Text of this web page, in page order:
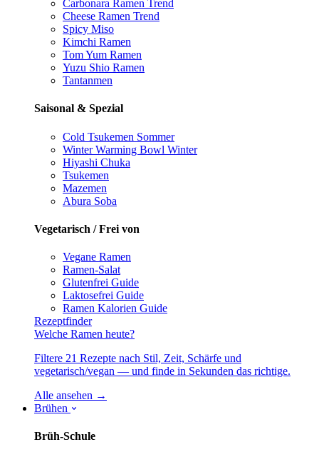
Carbonara Ramen Trend
Cheese Ramen Trend
Spicy Miso
Kimchi Ramen
Tom Yum Ramen
Yuzu Shio Ramen
Tantanmen
Saisonal & Spezial
Cold Tsukemen Sommer
Winter Warming Bowl Winter
Hiyashi Chuka
Tsukemen
Mazemen
Abura Soba
Vegetarisch / Frei von
Vegane Ramen
Ramen-Salat
Glutenfrei Guide
Laktosefrei Guide
Ramen Kalorien Guide
Rezeptfinder
Welche Ramen heute?
Filtere 21 Rezepte nach Stil, Zeit, Schärfe und
vegetarisch/vegan — und finde in Sekunden das richtige.
Alle ansehen →
Brühen
Brüh-Schule